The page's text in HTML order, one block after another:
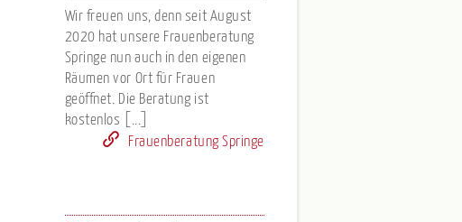
Wir freuen uns, denn seit August
2020 hat unsere Frauenberatung
Springe nun auch in den eigenen
Räumen vor Ort für Frauen
geöffnet. Die Beratung ist
kostenlos [...]
Frauenberatung Springe